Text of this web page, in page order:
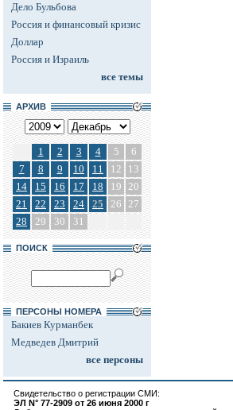
Дело Бульбова
Россия и финансовый кризис
Доллар
Россия и Израиль
все темы
АРХИВ
1 2 3 4 5
6
7
8 9 10 11 12
13
14
15 16 17 18 19 20
21
22 23 24 25 26 27
28
29 30 31
ПОИСК
ПЕРСОНЫ НОМЕРА
Бакиев Курманбек
Медведев Дмитрий
все персоны
Свидетельство о регистрации СМИ:
ЭЛ N° 77-2909 от 26 июня 2000 г